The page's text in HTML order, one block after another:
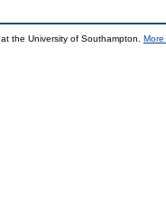
at the University of Southampton.